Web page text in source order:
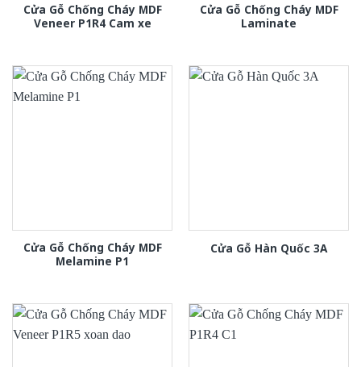
Cửa Gỗ Chống Cháy MDF
Veneer P1R4 Cam xe
Cửa Gỗ Chống Cháy MDF
Laminate
Cửa Gỗ Chống Cháy MDF
Melamine P1
Cửa Gỗ Hàn Quốc 3A